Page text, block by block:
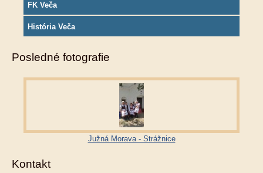
FK Veča
História Veča
Posledné fotografie
Južná Morava - Strážnice
Kontakt